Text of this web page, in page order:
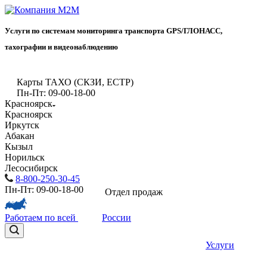
Услуги по системам мониторинга транспорта GPS/ГЛОНАСС,
тахографии и видеонаблюдению
Карты ТАХО (СКЗИ, ЕСТР)
Пн-Пт: 09-00-18-00
Красноярск
Красноярск
Иркутск
Абакан
Кызыл
Норильск
Лесосибирск
8-800-250-30-45
Пн-Пт: 09-00-18-00
Отдел продаж
Работаем по всей России
Услуги